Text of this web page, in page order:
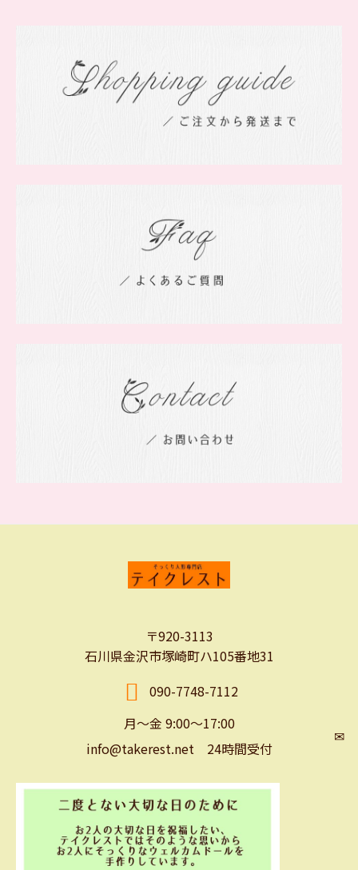
〒920-3113
石川県金沢市塚崎町ハ105番地31
090-7748-7112
月～金 9:00～17:00
✉
info@takerest.net 24時間受付